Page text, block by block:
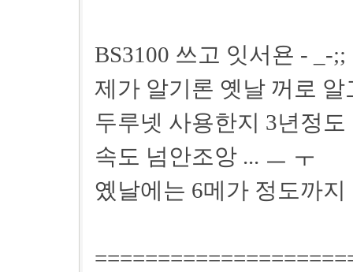
BS3100 쓰고 잇서욘 - _-;;
제가 알기론 옛날 꺼로
두루넷 사용한지 3년정
속도 넘안조앙 ... ㅡ ㅜ
옜날에는 6메가 정도까